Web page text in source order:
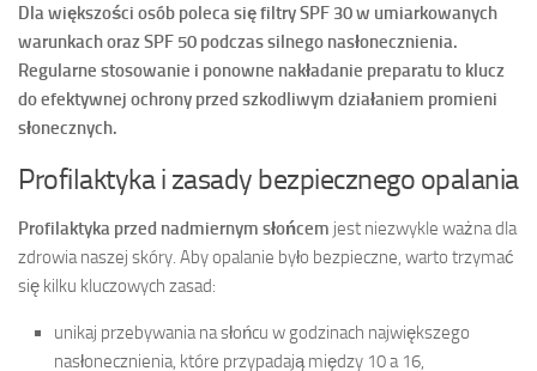
Dla większości osób poleca się filtry SPF 30 w umiarkowanych
warunkach oraz SPF 50 podczas silnego nasłonecznienia.
Regularne stosowanie i ponowne nakładanie preparatu to klucz
do efektywnej ochrony przed szkodliwym działaniem promieni
słonecznych.
Profilaktyka i zasady bezpiecznego opalania
Profilaktyka przed nadmiernym słońcem jest niezwykle ważna dla
zdrowia naszej skóry. Aby opalanie było bezpieczne, warto trzymać
się kilku kluczowych zasad:
unikaj przebywania na słońcu w godzinach największego
nasłonecznienia, które przypadają między 10 a 16,